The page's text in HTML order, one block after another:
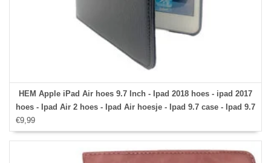
HEM Apple iPad Air hoes 9.7 Inch - Ipad 2018 hoes - ipad 2017
hoes - Ipad Air 2 hoes - Ipad Air hoesje - Ipad 9.7 case - Ipad 9.7
Autowake Draaibare Cover - Ipad hoes 2017/2018 - Zwart -
Gehele draaibare bescherming voor Ipad
€9,99